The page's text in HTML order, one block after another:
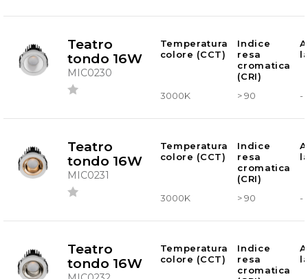
Teatro
tondo 16W
MIC0230
Temperatura
colore (CCT)
Indice
resa
cromatica
(CRI)
3000K > 90 -
Teatro
tondo 16W
MIC0231
Temperatura
colore (CCT)
Indice
resa
cromatica
(CRI)
3000K > 90 -
Teatro
tondo 16W
Temperatura
colore (CCT)
Indice
resa
cromatica